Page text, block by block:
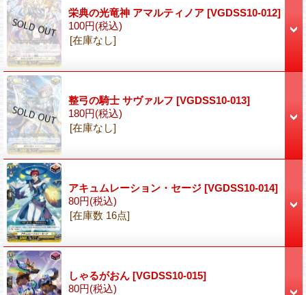
栄典の光竜神 アマルティノア [VGDSS10-012]
100円(税込)
[在庫なし]
整弓の騎士 サヴァルフ [VGDSS10-013]
180円(税込)
[在庫なし]
アキュムレーション・セージ [VGDSS10-014]
80円(税込)
[在庫数 16点]
しゃるがおん [VGDSS10-015]
80円(税込)